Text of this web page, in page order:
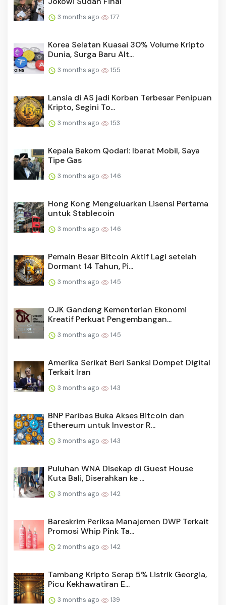
3 months ago 177
Korea Selatan Kuasai 30% Volume Kripto
Dunia, Surga Baru Alt...
3 months ago 155
Lansia di AS jadi Korban Terbesar Penipuan
Kripto, Segini To...
3 months ago 153
Kepala Bakom Qodari: Ibarat Mobil, Saya
Tipe Gas
3 months ago 146
Hong Kong Mengeluarkan Lisensi Pertama
untuk Stablecoin
3 months ago 146
Pemain Besar Bitcoin Aktif Lagi setelah
Dormant 14 Tahun, Pi...
3 months ago 145
OJK Gandeng Kementerian Ekonomi
Kreatif Perkuat Pengembangan...
3 months ago 145
Amerika Serikat Beri Sanksi Dompet Digital
Terkait Iran
3 months ago 143
BNP Paribas Buka Akses Bitcoin dan
Ethereum untuk Investor R...
3 months ago 143
Puluhan WNA Disekap di Guest House
Kuta Bali, Diserahkan ke ...
3 months ago 142
Bareskrim Periksa Manajemen DWP Terkait
Promosi Whip Pink Ta...
2 months ago 142
Tambang Kripto Serap 5% Listrik Georgia,
Picu Kekhawatiran E...
3 months ago 139